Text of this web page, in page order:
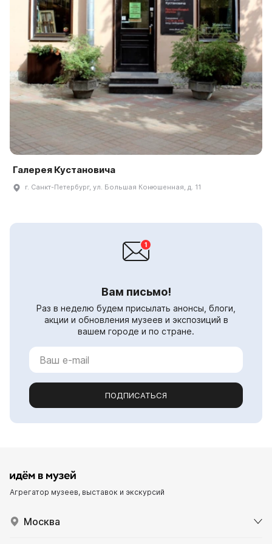
Галерея Кустановича
г. Санкт-Петербург, ул. Большая Конюшенная, д. 11
Вам письмо!
Раз в неделю будем присылать анонсы, блоги,
акции и обновления музеев и экспозиций в
вашем городе и по стране.
ПОДПИСАТЬСЯ
Агрегатор музеев, выставок и экскурсий
Москва